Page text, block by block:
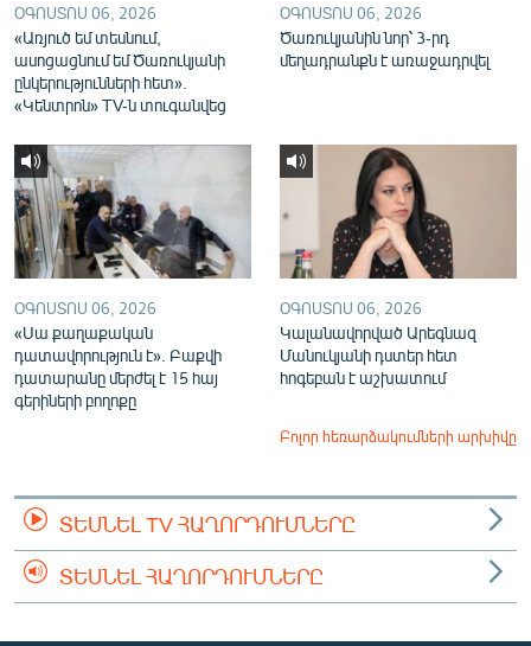
ՕԳՈՍՏՈՍ 06, 2026
«Առյուծ եմ տեսնում,
ասոցացնում եմ Ծառուկյանի
ընկերությունների հետ».
«Կենտրոն» TV-ն տուգանվեց
ՕԳՈՍՏՈՍ 06, 2026
Ծառուկյանին նոր՝ 3-րդ
մեղադրանքն է առաջադրվել
ՕԳՈՍՏՈՍ 06, 2026
«Սա քաղաքական
դատավորություն է». Բաքվի
դատարանը մերժել է 15 հայ
գերիների բողոքը
ՕԳՈՍՏՈՍ 06, 2026
Կալանավորված Արեգնազ
Մանուկյանի դստեր հետ
հոգեբան է աշխատում
Բոլոր հեռարձակումների արխիվը
ՏԵՍՆԵԼ TV ՀԱՂՈՐԴՈՒՄՆԵՐԸ
ՏԵՍՆԵԼ ՀԱՂՈՐԴՈՒՄՆԵՐԸ